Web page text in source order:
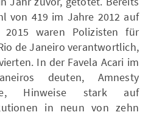
von 419 im Jahre 2012 auf
waren Polizisten für
de Janeiro verantwortlich,
In der Favela Acari im
deuten, Amnesty
Hinweise stark auf
in neun von zehn